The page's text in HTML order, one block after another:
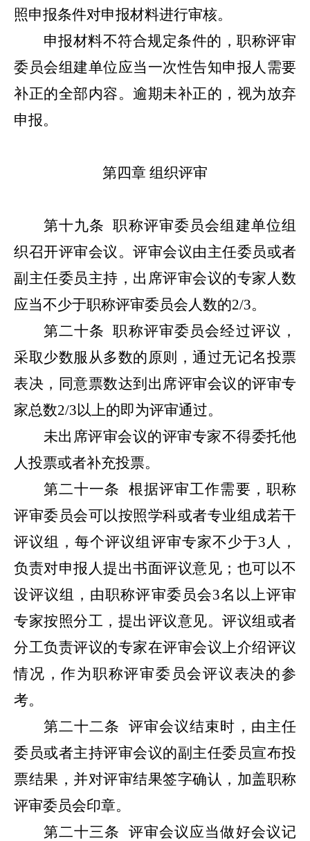
照申报条件对申报材料进行审核。
申报材料不符合规定条件的，职称评审
委员会组建单位应当一次性告知申报人需要
补正的全部内容。逾期未补正的，视为放弃
申报。
第四章 组织评审
第十九条职称评审委员会组建单位组
织召开评审会议。评审会议由主任委员或者
副主任委员主持，出席评审会议的专家人数
应当不少于职称评审委员会人数的2/3。
第二十条 职称评审委员会经过评议，
采取少数服从多数的原则，通过无记名投票
表决，同意票数达到出席评审会议的评审专
家总数2/3以上的即为评审通过。
未出席评审会议的评审专家不得委托他
人投票或者补充投票。
第二十一条
根据评审工作需要，职称
评审委员会可以按照学科或者专业组成若干
评议组，每个评议组评审专家不少于3人，
负责对申报人提出书面评议意见；也可以不
设评议组，由职称评审委员会3名以上评审
专家按照分工，提出评议意见。评议组或者
分工负责评议的专家在评审会议上介绍评议
情况，作为职称评审委员会评议表决的参
考。
第二十二条 评审会议结束时，由主任
委员或者主持评审会议的副主任委员宣布投
票结果，并对评审结果签字确认，加盖职称
评审委员会印章。
第二十三条
评审会议应当做好会议记